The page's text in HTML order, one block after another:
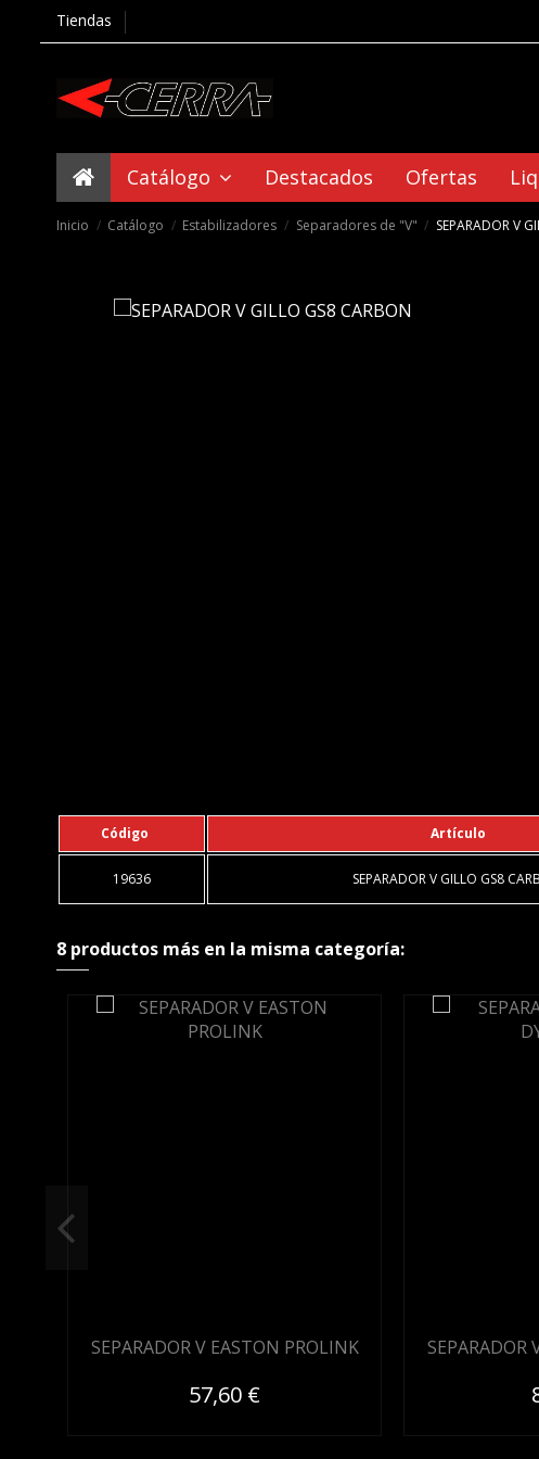
Tiendas
Catálogo Destacados Ofertas
Inicio Catálogo Estabilizadores Separadores de "V" SEPARADOR V
Código Artículo
19636 SEPARADOR V GILLO GS8
8 productos más en la misma categoría:
SEPARADOR V EASTON PROLINK
57,60 €
SEPARADOR